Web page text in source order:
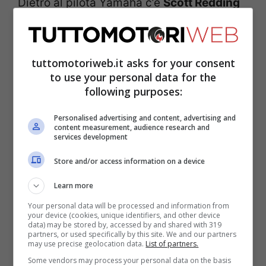
Kawasaki diAlex Lowes con 548 millesimi
di ritardo. Quarto crono perMichael Ruben
Rinaldi(+0″561) con l’altra Panigale V4 R
Rea(+0″629), che nella seconda sessione
di prove libere è stato
caduta.
Buona sesta posizione per il rientrante
Chaz Davies, che precede il rookieAxel
Bassani. Ci sono quattro Ducati nei primi
sette posti della classifica a San Juan
tuttomotoriweb.it asks for your consent
to use your personal data for the
following purposes:
Personalised advertising and content, advertising and
content measurement, audience research and
services development
Store and/or access information on a device
Learn more
Your personal data will be processed and information from
your device (cookies, unique identifiers, and other device
data) may be stored by, accessed by and shared with 319
partners, or used specifically by this site. We and our partners
may use precise geolocation data. List of partners.
Some vendors may process your personal data on the basis